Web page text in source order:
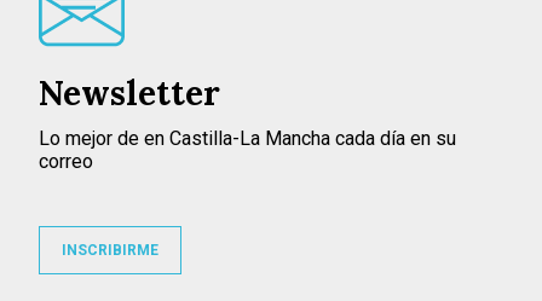
Newsletter
Lo mejor de en Castilla-La Mancha cada día en su
correo
INSCRIBIRME